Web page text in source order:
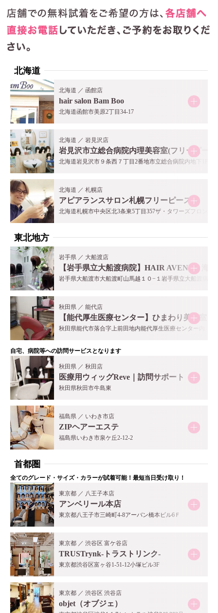
北海道
北海道 ／ 函館店
hair salon Bam Boo
北海道函館市美原2丁目34-17
北海道 ／ 岩見沢店
岩見沢市立総合病院内理美容室(フリーピー
北海道岩見沢市９条西７丁目2番地市立総合病院内地下1F
北海道 ／ 札幌店
アピアランスサロン札幌フリーピース
北海道​札幌市中央区北3条東5丁目357ザ・タワーズフロンテ
東北地方
岩手県 ／ 大船渡店
【岩手県立大船渡病院】HAIR AVENUE 海
岩手県大船渡市大船渡町山馬越１０−１岩手県立大船渡病
秋田県 ／ 能代店
【能代厚生医療センター】ひまわり美容室
秋田県能代市落合字上前田地内能代厚生医療センター内
自宅、病院等への訪問サービスとなります
秋田県 ／ 秋田店
医療用ウィッグReve｜訪問サポート
秋田県秋田市牛島東
福島県 ／ いわき市店
ZIPヘアーエステ
福島県いわき市泉ケ丘2-12-2
首都圏
全てのグレード・サイズ・カラーが試着可能！最短当日受け取り！
東京都 ／ 八王子本店
アンベリール本店
東京都八王子市三崎町4-8アーバン橋本ビル6Ｆ
東京都 ／ 渋谷区 富ケ谷店
TRUSTrynk-トラストリンク-
東京都渋谷区富ヶ谷1-51-12小塚ビル3F
東京都 ／ 渋谷区 渋谷店
objet（オブジェ）